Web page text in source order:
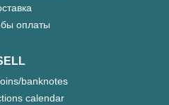
оплаты
banknotes
calendar